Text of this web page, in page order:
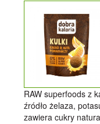
RAW superfoods z
źródło żelaza,
zawiera cukry